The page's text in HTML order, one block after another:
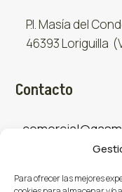
Para ofrecer las mejores
P.I. Masía del
46393 Loriguilla
Contacto